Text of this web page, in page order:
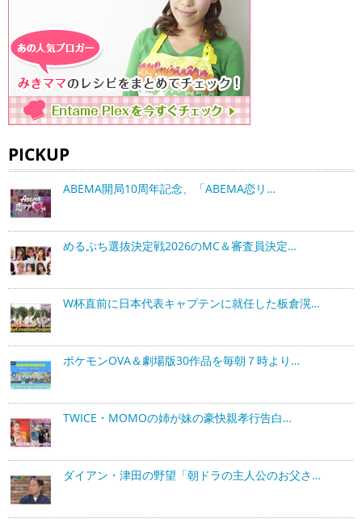
PICKUP
ABEMA開局10周年記念、「ABEMA恋リ…
めるぷち選抜決定戦2026のMC＆審査員決定…
W杯直前に日本代表キャプテンに就任した板倉滉…
ポケモンOVA＆劇場版30作品を毎朝７時より…
TWICE・MOMOの姉が妹の豪快親孝行告白…
ダイアン・津田の野望「朝ドラの主人公のお父さ…